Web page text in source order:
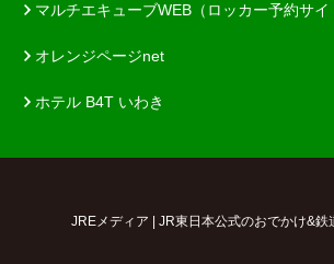
マルチエキューブWEB（ロッカー予約サイ
オレンジページnet
ホテル B4T いわき
JREメディア | JR東日本公式のおでかけ&鉄